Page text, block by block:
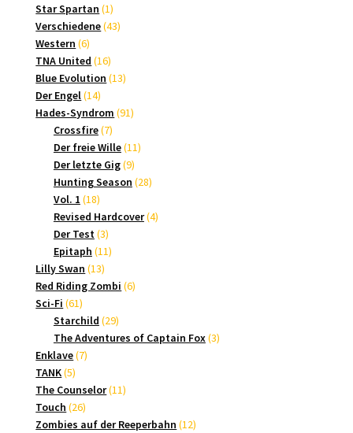
Star Spartan 11
Produkt
Verschiedene 4343
Western 66
Produkte
TNA United 1616
Produkte
Blue Evolution 1313
Der Engel 1414
Produkte
Hades-Syndrom 9191
Crossfire 77
Produkte
Der freie Wille 1111
Der letzte Gig 99
Produkte
Hunting Season 2828
Vol. 1 1818
Produkte
Revised Hardcover 44
Der Test 33
Produkte
Epitaph 1111
Lilly Swan 1313
Produkte
Red Riding Zombi 66
Sci-Fi 6161
Produkte
Starchild 2929
Produkte
The Adventures of Captain Fox 33
Enklave 77
TANK 55
Produkte
The Counselor 1111
Touch 2626
Produkte
Zombies auf der Reeperbahn 1212